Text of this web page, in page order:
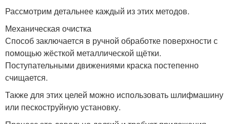
Рассмотрим детальнее каждый из этих методов.
Механическая очистка
Способ заключается в ручной обработке поверхности с
помощью жёсткой металлической щётки.
Поступательными движениями краска постепенно
счищается.
Также для этих целей можно использовать шлифмашину
или пескоструйную установку.